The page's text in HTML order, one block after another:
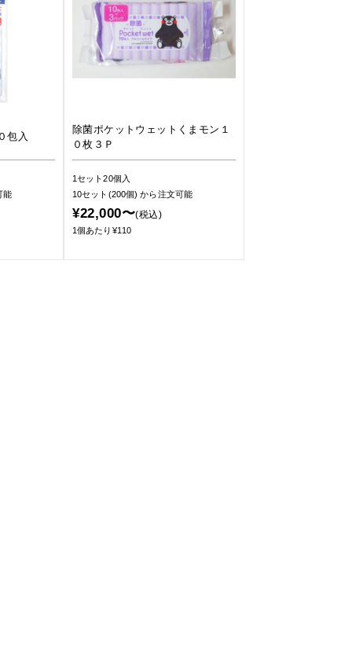
包入
能
除菌ポケットウェットくまモン１
０枚３Ｐ
1セット20個入
10セット(200個)から注文可能
¥22,000〜(税込)
1個あたり¥110